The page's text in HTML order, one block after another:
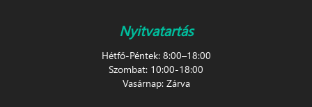
Nyitvatartás
Hétfő-Péntek: 8:00–18:00
Szombat: 10:00-18:00
Vasárnap: Zárva